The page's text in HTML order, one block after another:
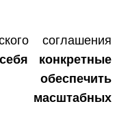
соглашения
конкретные
обеспечить
масштабных